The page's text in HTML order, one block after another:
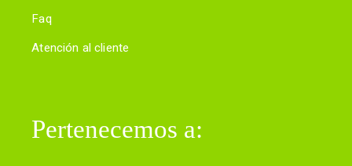
Faq
Atención al cliente
Pertenecemos a: